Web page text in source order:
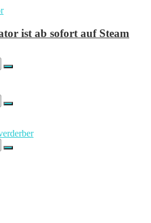
ist ab sofort auf Steam